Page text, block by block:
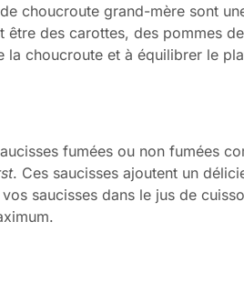
choucroute grand-mère sont
être des carottes, des pommes
la choucroute et à équilibrer le
fumées ou non fumées
. Ces saucisses ajoutent un
saucisses dans le jus de